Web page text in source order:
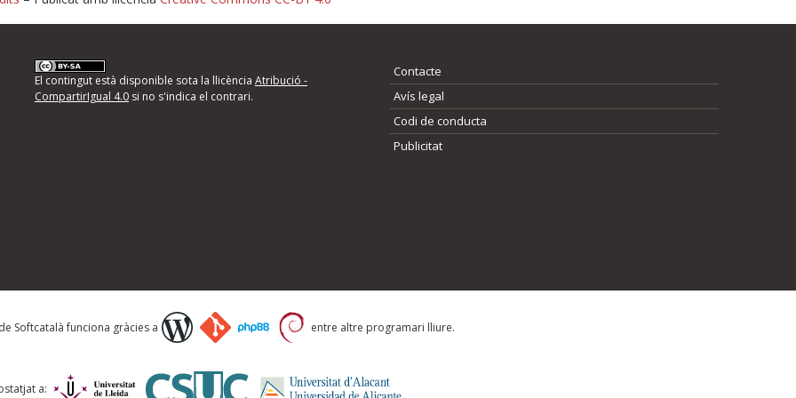
d'errors
següents i descriviu quina és la millora que
El contingut està disponible sota la llicència Atribució -
CompartirIgual 4.0si no s'indica el contrari.
Contacte
Avís legal
Codi de conducta
Publicitat
Softcatalà funciona gràcies a entre altre programari lliure.
a: